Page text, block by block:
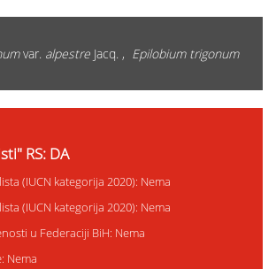
var. alpestre Jacq. , Epilobium trigonum
RS: DA
(IUCN kategorija 2020): Nema
(IUCN kategorija 2020): Nema
u Federaciji BiH: Nema
Nema